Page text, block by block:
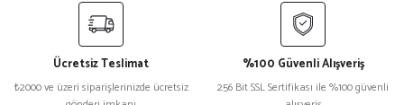
Ücretsiz Teslimat
₺2000 ve üzeri siparişlerinizde ücretsiz
%100 Güvenli Alışveriş
256 Bit SSL Sertifikası ile %100 güvenli